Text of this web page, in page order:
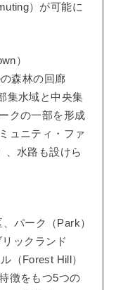
）が可能に
）
森林の回廊
集水域と中央集
クの一部を形成
ュニティ・ファ
、水路も設けら
パーク（Park）
ックランド
（Forest Hill）
徴をもつ5つの